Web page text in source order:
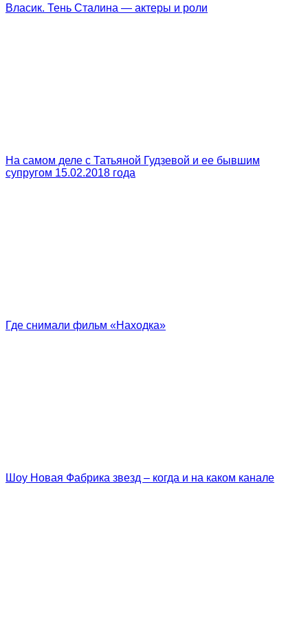
Власик. Тень Сталина — актеры и роли
На самом деле с Татьяной Гудзевой и ее бывшим
супругом 15.02.2018 года
Где снимали фильм «Находка»
Шоу Новая Фабрика звезд – когда и на каком канале